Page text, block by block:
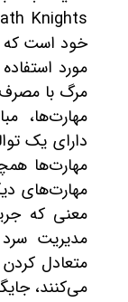
خود است که
مورد
مرگ با مصرف
مهارت‌ها،
دارای یک
مهارت‌ها
مهارت‌های
مدیریت سرد
متعادل
می‌کنند،